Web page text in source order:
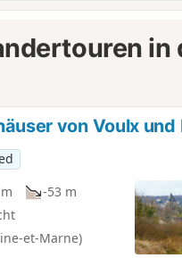
in
von Voulx und
-53 m
et-Marne)